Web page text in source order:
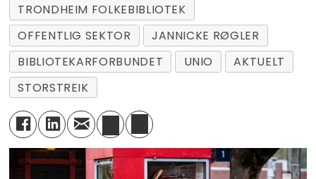
TRONDHEIM FOLKEBIBLIOTEK
OFFENTLIG SEKTOR
JANNICKE RØGLER
BIBLIOTEKARFORBUNDET
UNIO
AKTUELT
STORSTREIK